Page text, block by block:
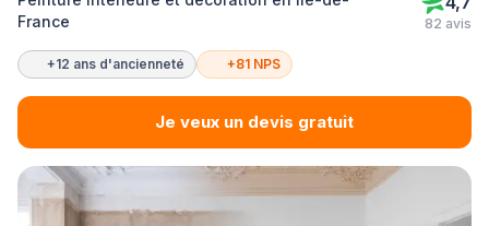
France
82 avis
+12 ans d'ancienneté +81 NPS
Je veux un devis gratuit